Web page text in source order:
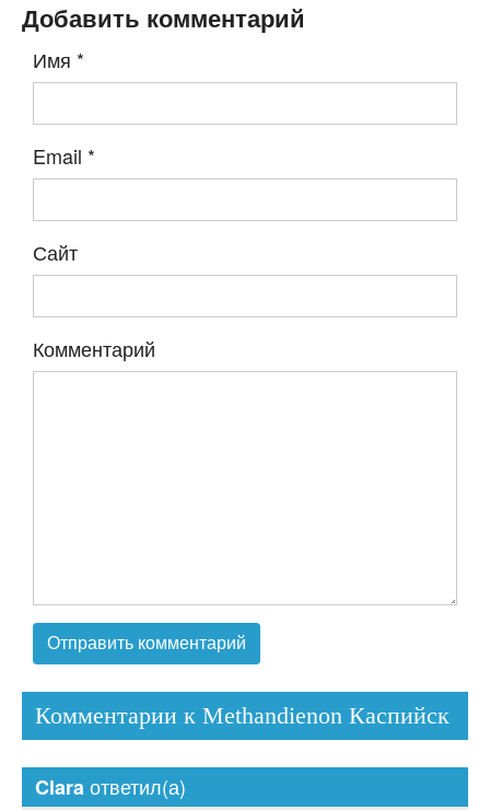
Добавить комментарий
Имя *
Email *
Сайт
Комментарий
Комментарии к Methandienon Каспийск
Claraответил(а)